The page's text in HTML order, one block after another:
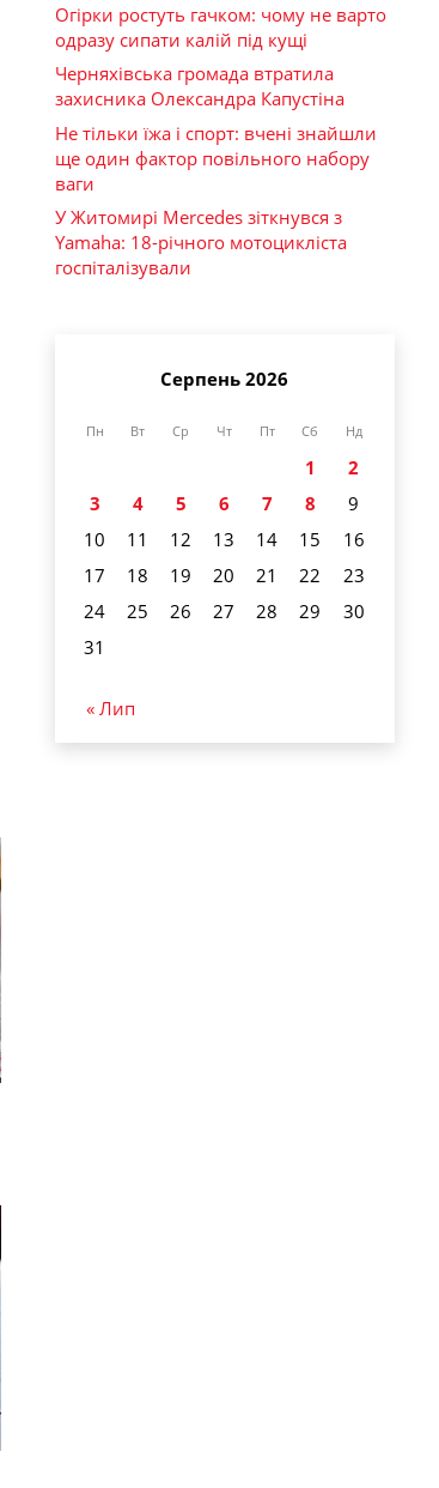
Огірки ростуть гачком: чому не варто
одразу сипати калій під кущі
Черняхівська громада втратила
захисника Олександра Капустіна
Не тільки їжа і спорт: вчені знайшли
ще один фактор повільного набору
ваги
У Житомирі Mercedes зіткнувся з
Yamaha: 18-річного мотоцикліста
госпіталізували
Серпень 2026
Пн Вт Ср Чт Пт Сб Нд
1
2
3
4 5 6 7 8
9
10
11 12 13 14 15
16
17
18 19 20 21 22
23
24
25 26 27 28 29
30
31
« Лип